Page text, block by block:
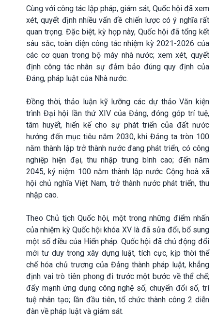
Cùng với công tác lập pháp, giám sát, Quốc hội đã xem
xét, quyết định nhiều vấn đề chiến lược có ý nghĩa rất
quan trọng. Đặc biệt, kỳ họp này, Quốc hội đã tổng kết
sâu sắc, toàn diện công tác nhiệm kỳ 2021-2026 của
các cơ quan trong bộ máy nhà nước; xem xét, quyết
định công tác nhân sự đảm bảo đúng quy định của
Đảng, pháp luật của Nhà nước.
Đồng thời, thảo luận kỹ lưỡng các dự thảo Văn kiện
trình Đại hội lần thứ XIV của Đảng, đóng góp trí tuệ,
tâm huyết, hiến kế cho sự phát triển của đất nước
hướng đến mục tiêu năm 2030, khi Đảng ta tròn 100
năm thành lập trở thành nước đang phát triển, có công
nghiệp hiện đại, thu nhập trung bình cao; đến năm
2045, kỷ niệm 100 năm thành lập nước Cộng hoà xã
hội chủ nghĩa Việt Nam, trở thành nước phát triển, thu
nhập cao.
Theo Chủ tịch Quốc hội, một trong những điểm nhấn
của nhiệm kỳ Quốc hội khóa XV là đã sửa đổi, bổ sung
một số điều của Hiến pháp. Quốc hội đã chủ động đổi
mới tư duy trong xây dựng luật, tích cực, kịp thời thể
chế hóa chủ trương của Đảng thành pháp luật, khẳng
định vai trò tiên phong đi trước một bước về thể chế;
đẩy mạnh ứng dụng công nghệ số, chuyển đổi số, trí
tuệ nhân tạo; lần đầu tiên, tổ chức thành công 2 diễn
đàn về pháp luật và giám sát.